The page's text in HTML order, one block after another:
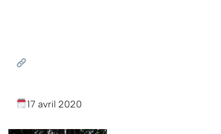
17 avril 2020